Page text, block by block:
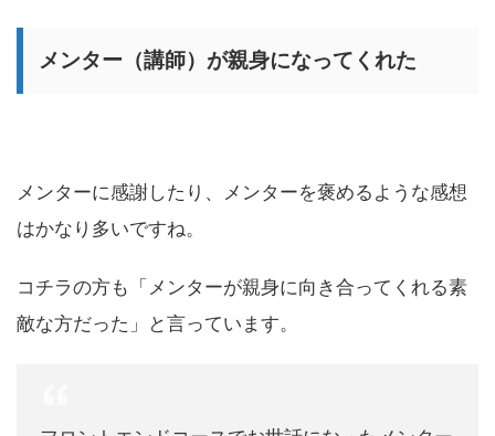
メンター（講師）が親身になってくれた
メンターに感謝したり、メンターを褒めるような感想
はかなり多いですね。
コチラの方も「メンターが親身に向き合ってくれる素
敵な方だった」と言っています。